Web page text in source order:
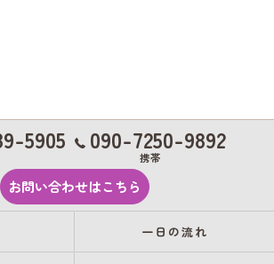
5905 090-7250-9892
携帯
お問い合わせはこちら
一日の流れ